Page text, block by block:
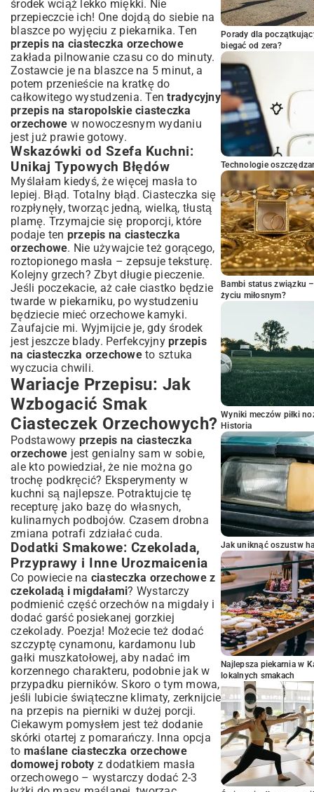
środek wciąż lekko miękki. Nie
przepieczcie ich! One dojdą do siebie na
blaszce po wyjęciu z piekarnika. Ten
przepis na ciasteczka orzechowe
zakłada pilnowanie czasu co do minuty.
Zostawcie je na blaszce na 5 minut, a
potem przenieście na kratkę do
całkowitego wystudzenia. Tentradycyjny
przepis na staropolskie ciasteczka
orzechowe w nowoczesnym wydaniu
jest już prawie gotowy.
Wskazówki od Szefa Kuchni:
Unikaj Typowych Błędów
Myślałam kiedyś, że więcej masła to
lepiej. Błąd. Totalny błąd. Ciasteczka się
rozpłynęły, tworząc jedną, wielką, tłustą
plamę. Trzymajcie się proporcji, które
podaje ten przepis na ciasteczka
orzechowe. Nie używajcie też gorącego,
roztopionego masła – zepsuje teksturę.
Kolejny grzech? Zbyt długie pieczenie.
Jeśli poczekacie, aż całe ciastko będzie
twarde w piekarniku, po wystudzeniu
będziecie mieć orzechowe kamyki.
Zaufajcie mi. Wyjmijcie je, gdy środek
jest jeszcze blady. Perfekcyjny przepis
na ciasteczka orzechoweto sztuka
wyczucia chwili.
Wariacje Przepisu: Jak
Wzbogacić Smak
Ciasteczek Orzechowych?
Podstawowy przepis na ciasteczka
orzechowe jest genialny sam w sobie,
ale kto powiedział, że nie można go
trochę podkręcić? Eksperymenty w
kuchni są najlepsze. Potraktujcie tę
recepturę jako bazę do własnych,
kulinarnych podbojów. Czasem drobna
zmiana potrafi zdziałać cuda.
Dodatki Smakowe: Czekolada,
Przyprawy i Inne Urozmaicenia
Co powiecie na ciasteczka orzechowe z
czekoladą i migdałami? Wystarczy
podmienić część orzechów na migdały i
dodać garść posiekanej gorzkiej
czekolady. Poezja! Możecie też dodać
szczyptę cynamonu, kardamonu lub
gałki muszkatołowej, aby nadać im
korzennego charakteru, podobnie jak w
przypadku pierników. Skoro o tym mowa,
jeśli lubicie świąteczne klimaty, zerknijcie
na przepis na pierniki w dużej porcji.
Ciekawym pomysłem jest też dodanie
skórki otartej z pomarańczy. Inna opcja
to maślane ciasteczka orzechowe
domowej roboty z dodatkiem masła
orzechowego – wystarczy dodać 2-3
Porady dla
biegać od zera?
Technologie
Bambi status związku
życiu miłosnym?
Wyniki meczów piłki
Historia
Jak uniknąć oszustw
Najlepsza piekarnia w
lokalnych smakach